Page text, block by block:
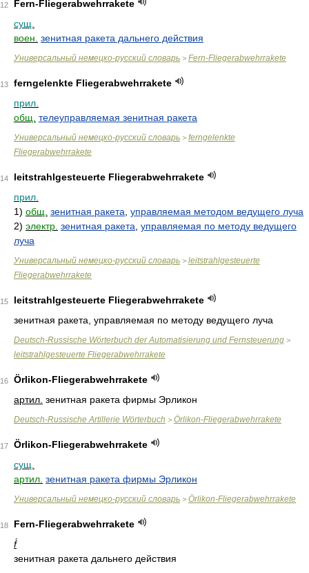
12
Fern-Fliegerabwehrrakete
сущ.
воен. зенитная ракета дальнего действия
Универсальный немецко-русский словарь > Fern-Fliegerabwehrrakete
13
ferngelenkte Fliegerabwehrrakete
прил.
общ. телеуправляемая зенитная ракета
Универсальный немецко-русский словарь > ferngelenkte
Fliegerabwehrrakete
14
leitstrahlgesteuerte Fliegerabwehrrakete
прил.
1) общ. зенитная ракета управляемая методом ведущего луча
2) электр. зенитная ракета управляемая по методу ведущего
луча
Универсальный немецко-русский словарь > leitstrahlgesteuerte
Fliegerabwehrrakete
15
leitstrahlgesteuerte Fliegerabwehrrakete
зенитная ракета, управляемая по методу ведущего луча
Deutsch-Russische Wörterbuch der Automatisierung und Fernsteuerung >
leitstrahlgesteuerte Fliegerabwehrrakete
16
Örlikon-Fliegerabwehrrakete
артил. зенитная ракета фирмы Эрликон
Deutsch-Russische Artillerie Wörterbuch > Örlikon-Fliegerabwehrrakete
17
Örlikon-Fliegerabwehrrakete
сущ.
артил. зенитная ракета фирмы Эрликон
Универсальный немецко-русский словарь > Örlikon-Fliegerabwehrrakete
18
Fern-Fliegerabwehrrakete
f́
зенитная ракета дальнего действия